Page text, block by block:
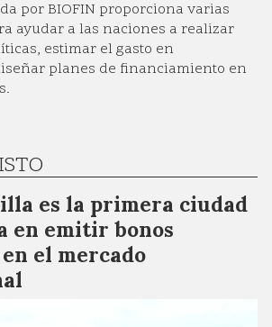
por BIOFIN proporciona varias
ayudar a las naciones a realizar
estimar el gasto en
planes de financiamiento en
es la primera ciudad
en emitir bonos
el mercado